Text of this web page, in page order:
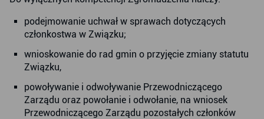
podejmowanie uchwał w sprawach dotyczących
członkostwa w Związku;
wnioskowanie do rad gmin o przyjęcie zmiany statutu
Związku,
powoływanie i odwoływanie Przewodniczącego
Zarządu oraz powołanie i odwołanie, na wniosek
Przewodniczącego Zarządu pozostałych członków